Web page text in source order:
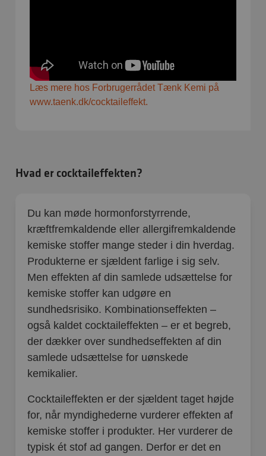
Læs mere hos Forbrugerrådet Tænk Kemi på
www.taenk.dk/cocktaileffekt.
Hvad er cocktaileffekten?
Du kan møde hormonforstyrrende,
kræftfremkaldende eller allergifremkaldende
kemiske stoffer mange steder i din hverdag.
Produkterne er sjældent farlige i sig selv.
Men effekten af din samlede udsættelse for
kemiske stoffer kan udgøre en
sundhedsrisiko. Kombinationseffekten –
også kaldet cocktaileffekten – er et begreb,
der dækker over sundhedseffekten af din
samlede udsættelse for uønskede
kemikalier.
Cocktaileffekten er der sjældent taget højde
for, når myndighederne vurderer effekten af
kemiske stoffer i produkter. Her vurderer de
typisk ét stof ad gangen. Derfor er det en